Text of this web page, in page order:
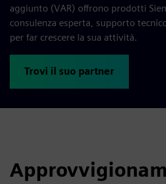
aggiunto (VAR) offrono prodotti
consulenza esperta, supporto
per far crescere la sua attività.
Trovi il suo partner